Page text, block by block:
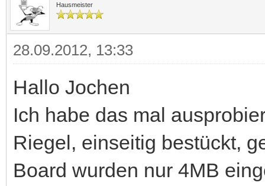
Hausmeister
28.09.2012, 13:33
Hallo Jochen
Ich habe das mal
Riegel, einseitig bestückt,
Board wurden nur 4MB